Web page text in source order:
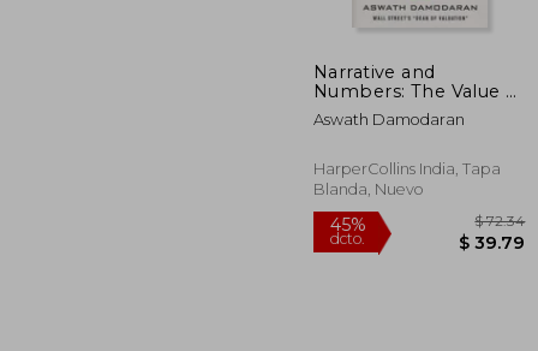
Narrative and
Numbers: The Value of
Stories in Business (en
Inglés)
Aswath Damodaran
HarperCollins India, Tapa
Blanda, Nuevo